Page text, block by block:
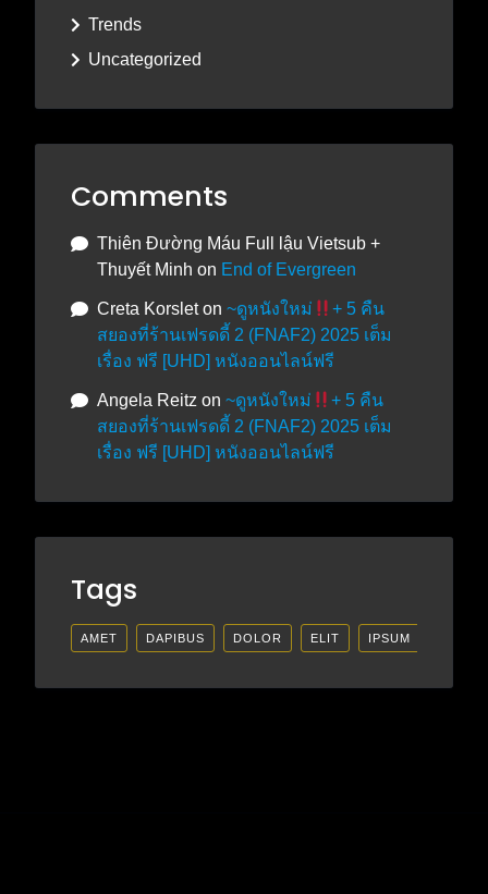
Trends
Uncategorized
Comments
Thiên Đường Máu Full lậu Vietsub +
Thuyết Minh on End of Evergreen
Creta Korsleton ~ดูหนังใหม่
+ 5 คืน
สยองที่ร้านเฟรดดี้ 2 (FNAF2) 2025 เต็ม
เรื่อง ฟรี [UHD] หนังออนไลน์ฟรี
Angela Reitz on ~ดูหนังใหม่
+ 5 คืน
สยองที่ร้านเฟรดดี้ 2 (FNAF2) 2025 เต็ม
เรื่อง ฟรี [UHD] หนังออนไลน์ฟรี
Tags
AMET DAPIBUS DOLOR ELIT IPSUM